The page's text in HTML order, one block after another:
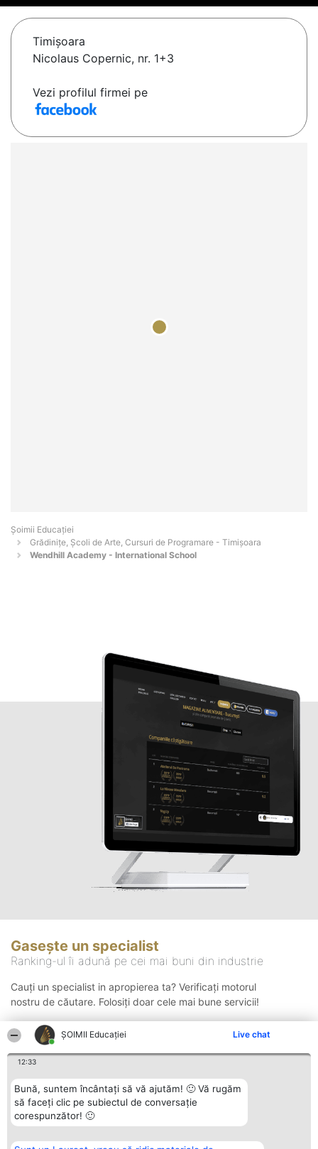
ȘOIMII Educației Live chat
12:33
Bună, suntem încântați să vă ajutăm! 🙂 Vă rugăm
să faceți clic pe subiectul de conversație
corespunzător! 🙂
Timişoara
Nicolaus Copernic, nr. 1+3
Vezi profilul firmei pe
Șoimii Educației
Grădinițe, Școli de Arte, Cursuri de Programare - Timişoara
Wendhill Academy - International School
Gasește un specialist
Ranking-ul îi adună pe cei mai buni din industrie
Cauți un specialist in apropierea ta? Verificați motorul
nostru de căutare. Folosiți doar cele mai bune servicii!